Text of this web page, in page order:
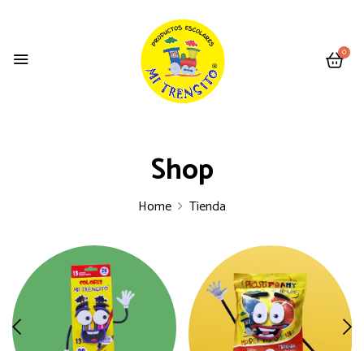
0
Shop
Home Tienda